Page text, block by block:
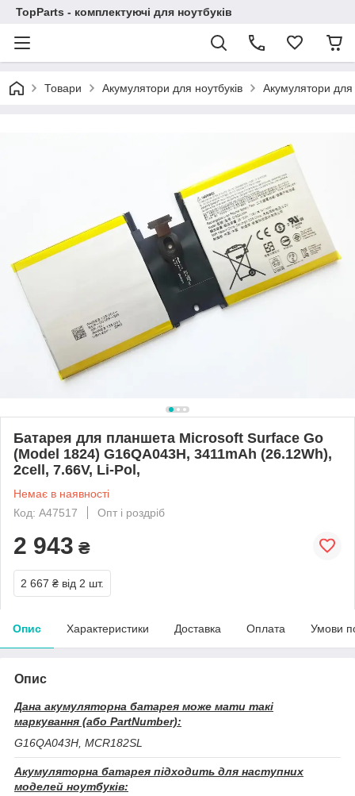
TopParts - комплектуючі для ноутбуків
Товари Акумулятори для ноутбуків Акумулятори для
Батарея для планшета Microsoft Surface Go
(Model 1824) G16QA043H, 3411mAh (26.12Wh),
2cell, 7.66V, Li-Pol,
Немає в наявності
Код: A47517
Опт і роздріб
2 943 ₴
2 667 ₴ від 2 шт.
Опис Характеристики Доставка Оплата Умови
Опис
Дана акумуляторна батарея може мати такі
маркування (або PartNumber):
G16QA043H, MCR182SL
Акумуляторна батарея підходить для наступних
моделей ноутбуків: